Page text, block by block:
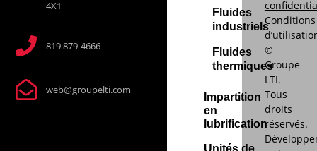
4X1
819 879-4666
web@groupelti.com
Fluides
industriels
Fluides
thermiques
Impartition
en
lubrification
Unités de
Conditions
©
Groupe
LTI.
Tous
droits
réservés.